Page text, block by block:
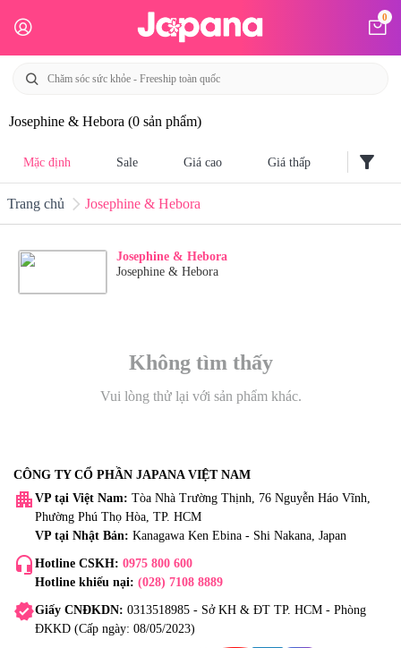
0
Josephine & Hebora (0 sản phẩm)
Mặc định Sale Giá cao Giá thấp filter_alt
Trang chủ Josephine & Hebora
Josephine & Hebora
Josephine & Hebora
Không tìm thấy
Vui lòng thử lại với sản phẩm khác.
CÔNG TY CỔ PHẦN JAPANA VIỆT NAM
apartment VP tại Việt Nam: Tòa Nhà Trường Thịnh, 76 Nguyễn Háo Vĩnh,
Phường Phú Thọ Hòa, TP. HCM
VP tại Nhật Bản: Kanagawa Ken Ebina - Shi Nakana, Japan
headset_mic Hotline CSKH: 0975 800 600
Hotline khiếu nại: (028) 7108 8889
verifiedGiấy CNĐKDN: 0313518985 - Sở KH & ĐT TP. HCM - Phòng
ĐKKD (Cấp ngày: 08/05/2023)